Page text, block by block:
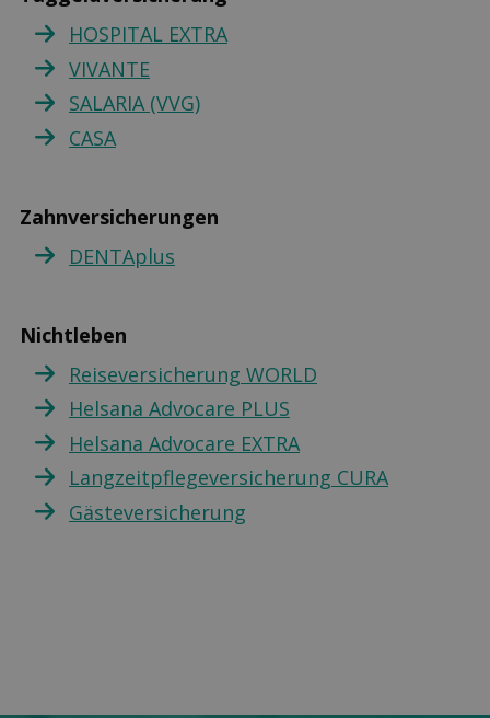
HOSPITAL EXTRA
VIVANTE
SALARIA (VVG)
CASA
Zahnversicherungen
DENTAplus
Nichtleben
Reiseversicherung WORLD
Helsana Advocare PLUS
Helsana Advocare EXTRA
Langzeitpflegeversicherung CURA
Gästeversicherung